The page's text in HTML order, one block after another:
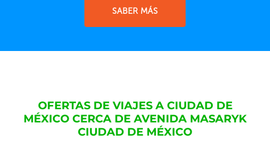
SABER MÁS
OFERTAS DE VIAJES A CIUDAD DE
MÉXICO CERCA DE AVENIDA MASARYK
CIUDAD DE MÉXICO